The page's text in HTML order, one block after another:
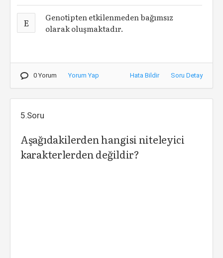
E
Genotipten etkilenmeden bağımsız
olarak oluşmaktadır.
0 Yorum Yorum Yap Hata Bildir Soru Detay
5.Soru
Aşağıdakilerden hangisi niteleyici
karakterlerden değildir?